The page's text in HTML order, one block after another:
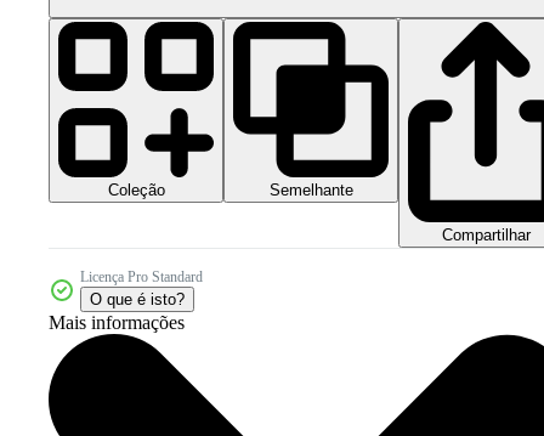
Coleção Semelhante
Compartilhar
Licença Pro Standard
O que é isto?
Mais informações